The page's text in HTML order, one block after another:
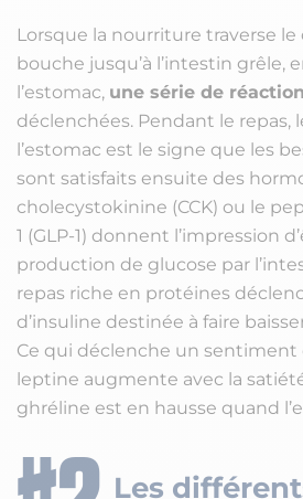
Lorsque la nourriture traverse le
bouche jusqu’à l’intestin grêle,
l’estomac, une série de
déclenchées. Pendant le repas,
l’estomac est le signe que les
sont satisfaits ensuite des
cholecystokinine (CCK) ou le
1 (GLP-1) donnent l’impression
production de glucose par
repas riche en protéines
d’insuline destinée à faire
Ce qui déclenche un sentiment
leptine augmente avec la
ghréline est en hausse quand
Les